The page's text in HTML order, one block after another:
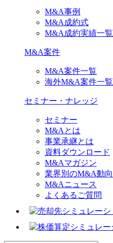
M&A事例
M&A成約式
M&A成約実績一覧
M&A案件
M&A案件一覧
海外M&A案件一覧
セミナー・ナレッジ
セミナー
M&Aとは
事業承継とは
資料ダウンロード
M&Aマガジン
業界別のM&A動向
M&Aニュース
よくあるご質問